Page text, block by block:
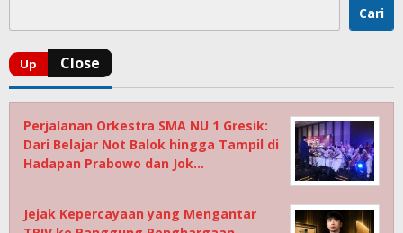
Cari
Perjalanan Orkestra SMA NU 1 Gresik:
Dari Belajar Not Balok hingga Tampil di
Hadapan Prabowo dan Jok…
Jejak Kepercayaan yang Mengantar